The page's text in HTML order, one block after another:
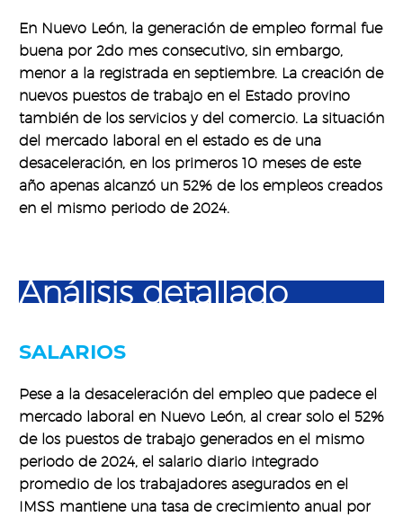
En Nuevo León, la generación de empleo formal fue
buena por 2do mes consecutivo, sin embargo,
menor a la registrada en septiembre. La creación de
nuevos puestos de trabajo en el Estado provino
también de los servicios y del comercio. La situación
del mercado laboral en el estado es de una
desaceleración, en los primeros 10 meses de este
año apenas alcanzó un 52% de los empleos creados
en el mismo periodo de 2024.
Análisis detallado
SALARIOS
Pese a la desaceleración del empleo que padece el
mercado laboral en Nuevo León, al crear solo el 52%
de los puestos de trabajo generados en el mismo
periodo de 2024, el salario diario integrado
promedio de los trabajadores asegurados en el
IMSS mantiene una tasa de crecimiento anual por